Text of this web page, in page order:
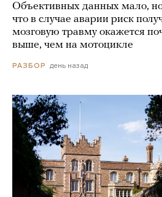
Объективных данных мало,
что в случае аварии риск
мозговую травму окажется
выше, чем на мотоцикле
РАЗБОР день назад